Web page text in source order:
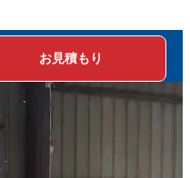
お見積もり